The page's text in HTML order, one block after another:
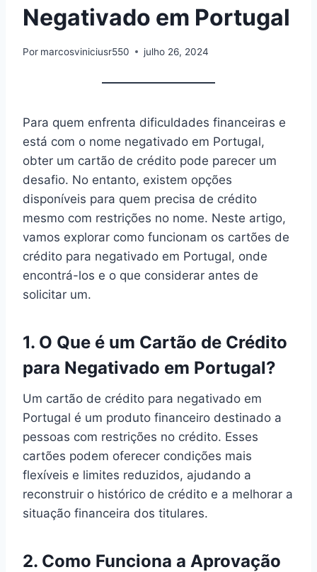
Negativado em Portugal
Por marcosviniciusr550 julho 26, 2024
Para quem enfrenta dificuldades financeiras e
está com o nome negativado em Portugal,
obter um cartão de crédito pode parecer um
desafio. No entanto, existem opções
disponíveis para quem precisa de crédito
mesmo com restrições no nome. Neste artigo,
vamos explorar como funcionam os cartões de
crédito para negativado em Portugal, onde
encontrá-los e o que considerar antes de
solicitar um.
1. O Que é um Cartão de Crédito
para Negativado em Portugal?
Um cartão de crédito para negativado em
Portugal é um produto financeiro destinado a
pessoas com restrições no crédito. Esses
cartões podem oferecer condições mais
flexíveis e limites reduzidos, ajudando a
reconstruir o histórico de crédito e a melhorar a
situação financeira dos titulares.
2. Como Funciona a Aprovação